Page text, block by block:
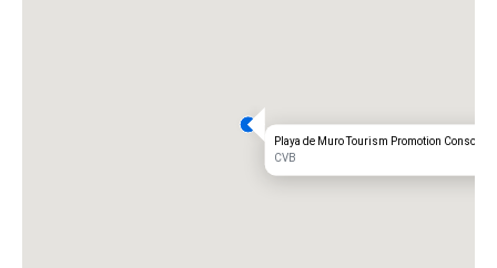
Playa de Muro Tourism Promotion
CVB